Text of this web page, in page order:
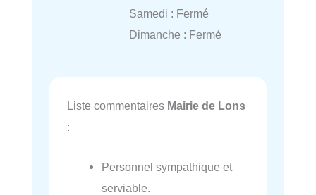
Samedi : Fermé
Dimanche : Fermé
Liste commentaires Mairie de Lons
:
Personnel sympathique et
serviable.